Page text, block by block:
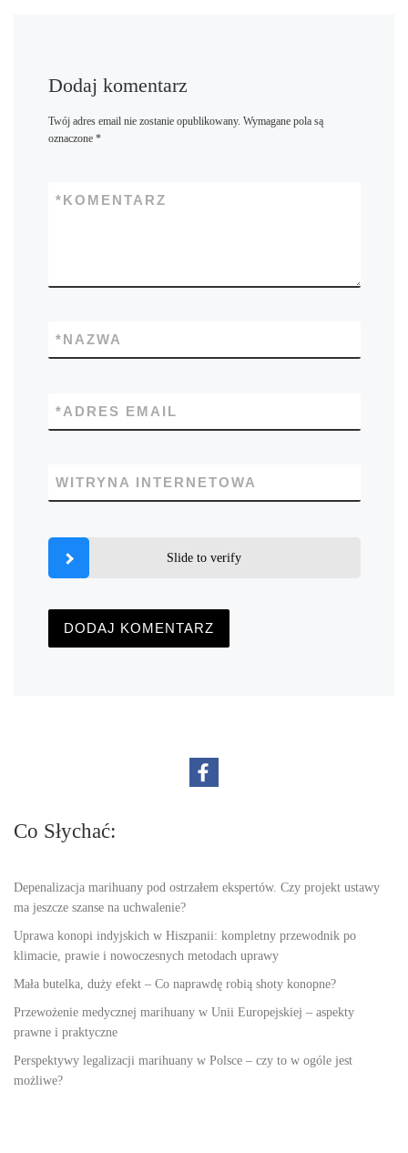
Dodaj komentarz
Twój adres email nie zostanie opublikowany. Wymagane pola są
oznaczone *
KOMENTARZ
*
NAZWA
*
ADRES EMAIL
*
WITRYNA INTERNETOWA
Slide to verify
Co Słychać:
Depenalizacja marihuany pod ostrzałem ekspertów. Czy projekt ustawy
ma jeszcze szanse na uchwalenie?
Uprawa konopi indyjskich w Hiszpanii: kompletny przewodnik po
klimacie, prawie i nowoczesnych metodach uprawy
Mała butelka, duży efekt – Co naprawdę robią shoty konopne?
Przewożenie medycznej marihuany w Unii Europejskiej – aspekty
prawne i praktyczne
Perspektywy legalizacji marihuany w Polsce – czy to w ogóle jest
możliwe?